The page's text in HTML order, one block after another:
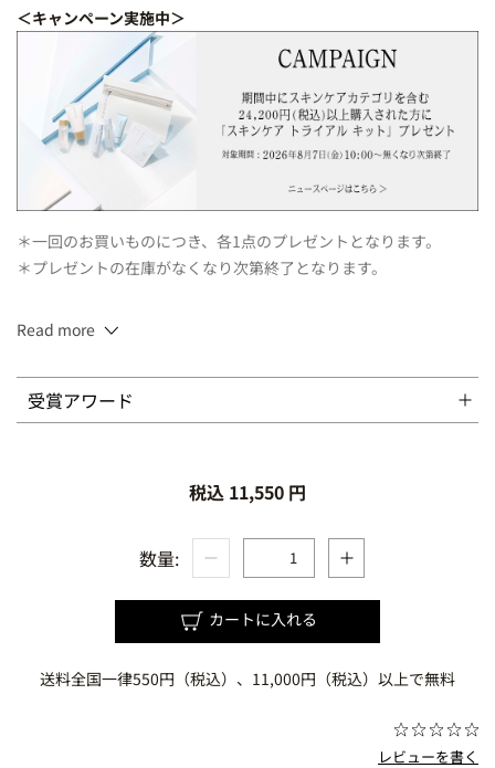
＜キャンペーン実施中＞
＊一回のお買いものにつき、各1点のプレゼントとなります。
＊プレゼントの在庫がなくなり次第終了となります。
125g
Read more
受賞アワード
税込 11,550 円
数量:
カートに入れる
送料全国一律550円（税込）、11,000円（税込）以上で無料
レビューを書く